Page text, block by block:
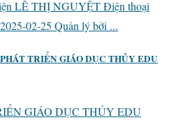
LÊ THỊ NGUYỆT Điện thoại
02-25 Quản lý bởi ...
TRIỂN GIÁO DỤC THỦY EDU
GIÁO DỤC THỦY EDU